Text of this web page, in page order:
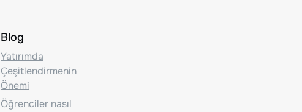
Blog
Yatırımda
Çeşitlendirmenin
Önemi
Öğrenciler nasıl